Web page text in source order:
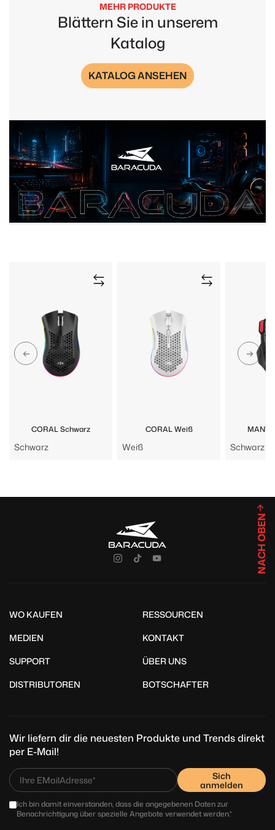
MEHR PRODUKTE
Blättern Sie in unserem
Katalog
KATALOG ANSEHEN
CORAL Schwarz
Schwarz
CORAL Weiß
Weiß Schwarz
WO KAUFEN
RESSOURCEN
MEDIEN
KONTAKT
SUPPORT
ÜBER UNS
DISTRIBUTOREN
BOTSCHAFTER
Wir liefern dir die neuesten Produkte und Trends direkt
per E-Mail!
Sich
anmelden
Ich bin damit einverstanden, dass die angegebenen Daten zur
Benachrichtigung über spezielle Angebote verwendet werden.*
NACH OBEN